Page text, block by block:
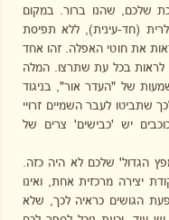
שלכם, שהנו ברור. במקום
(חד-עינית), ללא תפיסת
את חוטי האפלה. זהו אחד
לראות בכל עת שתרצו. המלה
של "העדר אור", בניגוד
שתביטו לעבר השמיים זרויי
יש 'כבישים' צרים של
הגדול' שלכם לא היה כזה.
יצירה מרכזית אחת, ואינו
הגושים כראיה לכך, שלא